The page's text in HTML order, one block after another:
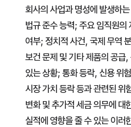
회사의 사업과 명성에 발생하
법규 준수 능력; 주요 임직원의
여부; 정치적 사건, 국제 무역
보건 문제 및 기타 제품의 공급
있는 상황; 통화 등락, 신용 위
시장 가치 등락 등과 관련된 위
변화 및 추가적 세금 의무에 대
실적에 영향을 줄 수 있는 이러